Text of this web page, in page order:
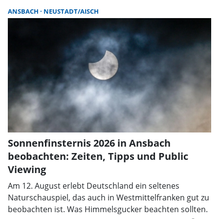
ANSBACH NEUSTADT/AISCH
Sonnenfinsternis 2026 in Ansbach
beobachten: Zeiten, Tipps und Public
Viewing
Am 12. August erlebt Deutschland ein seltenes
Naturschauspiel, das auch in Westmittelfranken gut zu
beobachten ist. Was Himmelsgucker beachten sollten.